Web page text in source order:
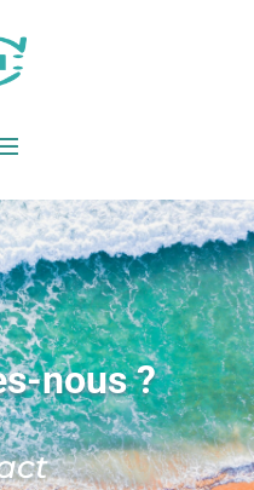
nous ?